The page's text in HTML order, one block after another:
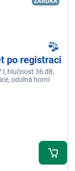
po registraci
l, hlučnost 36 dB,
odolná horní